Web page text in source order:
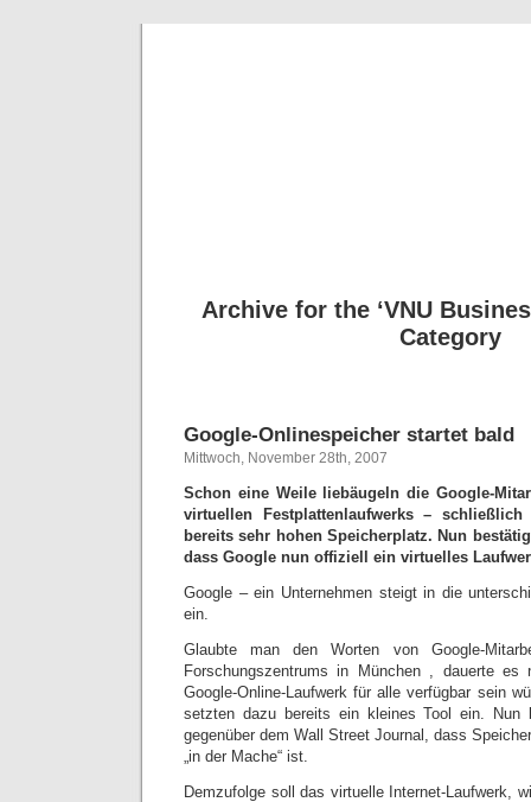
Archive for the ‘VNU
Category
Google-Onlinespeicher startet bald
Mittwoch, November 28th, 2007
Schon eine Weile liebäugeln die Google-
virtuellen Festplattenlaufwerks –
bereits sehr hohen Speicherplatz. Nun
dass Google nun offiziell ein virtuelles
Google – ein Unternehmen steigt in die
ein.
Glaubte man den Worten von Google-
Forschungszentrums in München , dauerte
Google-Online-Laufwerk für alle verfügbar sein
setzten dazu bereits ein kleines Tool ein. Nun
gegenüber dem Wall Street Journal, dass
„in der Mache“ ist.
Demzufolge soll das virtuelle Internet-Laufwerk,